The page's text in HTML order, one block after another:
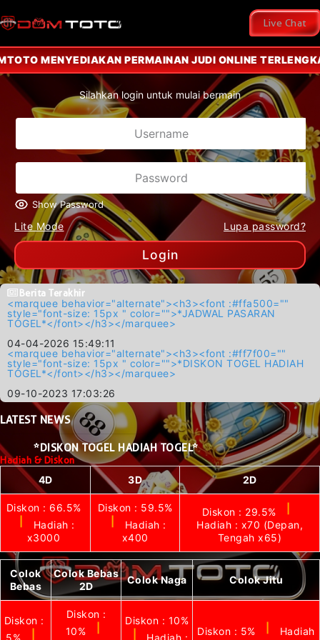
Live Chat
MENYEDIAKAN PERMAINAN JUDI ONLINE
Silahkan login untuk mulai bermain
Show Password
Lite Mode Lupa password?
Login
Berita Terakhir
<marquee behavior="alternate"><h3><font :#ffa500=""
style="font-size: 15px " color="">*JADWAL PASARAN
TOGEL*</font></h3></marquee>
04-04-2026 15:49:11
<marquee behavior="alternate"><h3><font :#ff7f00=""
style="font-size: 15px " color="">*DISKON TOGEL HADIAH
TOGEL*</font></h3></marquee>
09-10-2023 17:03:26
LATESTNEWS
*DISKON TOGEL HADIAH TOGEL*
Hadiah & Diskon
4D 3D 2D
Diskon : 66.5%
Hadiah :
x3000
Diskon : 59.5%
Hadiah :
x400
Diskon : 29.5%
Hadiah : x70 (Depan,
Tengah x65)
Colok
Bebas
Colok Bebas
2D
Colok Naga Colok Jitu
Diskon :
5%
Diskon :
10%
Diskon : 10%
Hadiah :
Diskon : 5%
Hadiah